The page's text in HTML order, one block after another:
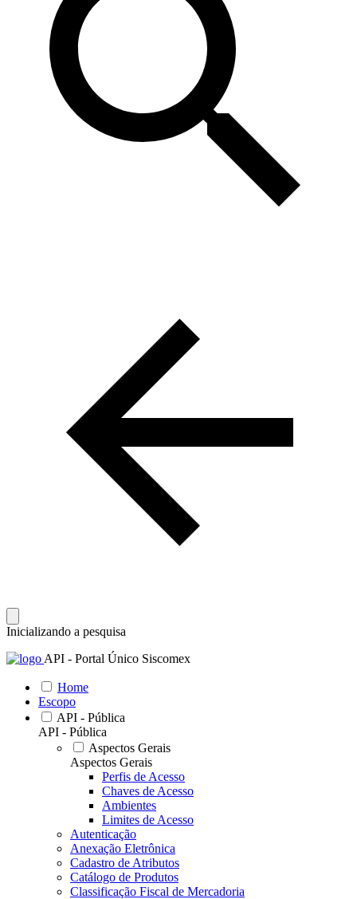
Inicializando a pesquisa
API - Portal Único Siscomex
Home
Escopo
API - Pública
API - Pública
Aspectos Gerais
Aspectos Gerais
Perfis de Acesso
Chaves de Acesso
Ambientes
Limites de Acesso
Autenticação
Anexação Eletrônica
Cadastro de Atributos
Catálogo de Produtos
Classificação Fiscal de Mercadoria